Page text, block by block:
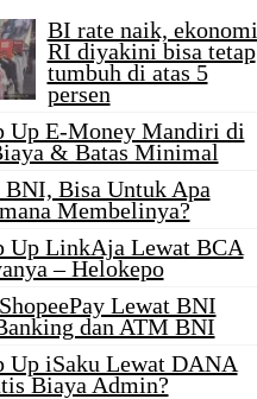
BI rate naik, ekonomi
RI diyakini bisa tetap
tumbuh di atas 5
persen
Up E-Money Mandiri di
& Batas Minimal
BNI, Bisa Untuk Apa
Membelinya?
Up LinkAja Lewat BCA
– Helokepo
Lewat BNI
dan ATM BNI
Up iSaku Lewat DANA
Biaya Admin?